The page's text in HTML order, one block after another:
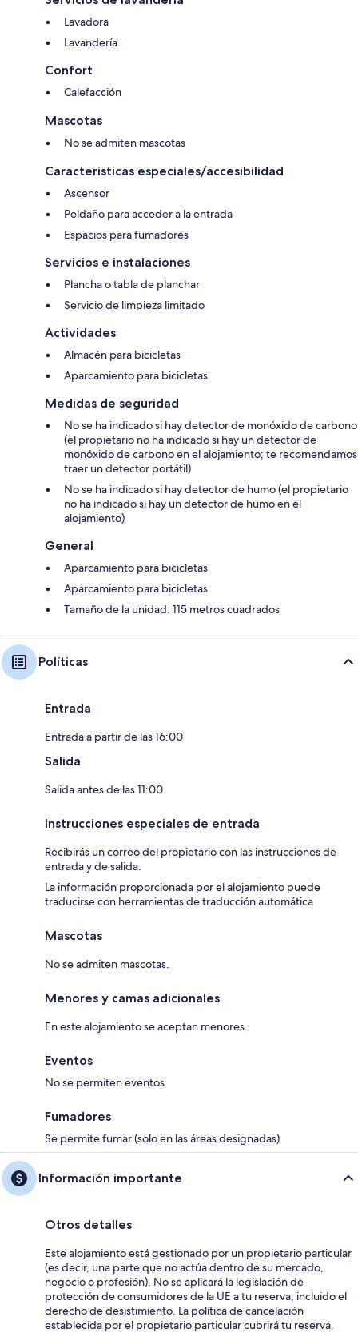
Lavadora
Lavandería
Confort
Calefacción
Mascotas
No se admiten mascotas
Características especiales/accesibilidad
Ascensor
Peldaño para acceder a la entrada
Espacios para fumadores
Servicios e instalaciones
Plancha o tabla de planchar
Servicio de limpieza limitado
Actividades
Almacén para bicicletas
Aparcamiento para bicicletas
Medidas de seguridad
No se ha indicado si hay detector de monóxido de carbono
(el propietario no ha indicado si hay un detector de
monóxido de carbono en el alojamiento; te recomendamos
traer un detector portátil)
No se ha indicado si hay detector de humo (el propietario
no ha indicado si hay un detector de humo en el
alojamiento)
General
Aparcamiento para bicicletas
Aparcamiento para bicicletas
Tamaño de la unidad: 115 metros cuadrados
Políticas
Entrada
Entrada a partir de las 16:00
Salida
Salida antes de las 11:00
Instrucciones especiales de entrada
Recibirás un correo del propietario con las instrucciones de
entrada y de salida.
La información proporcionada por el alojamiento puede
traducirse con herramientas de traducción automática
Mascotas
No se admiten mascotas.
Menores y camas adicionales
En este alojamiento se aceptan menores.
Eventos
No se permiten eventos
Fumadores
Se permite fumar (solo en las áreas designadas)
Información importante
Otros detalles
Este alojamiento está gestionado por un propietario particular
(es decir, una parte que no actúa dentro de su mercado,
negocio o profesión). No se aplicará la legislación de
protección de consumidores de la UE a tu reserva, incluido el
derecho de desistimiento. La política de cancelación
establecida por el propietario particular cubrirá tu reserva.